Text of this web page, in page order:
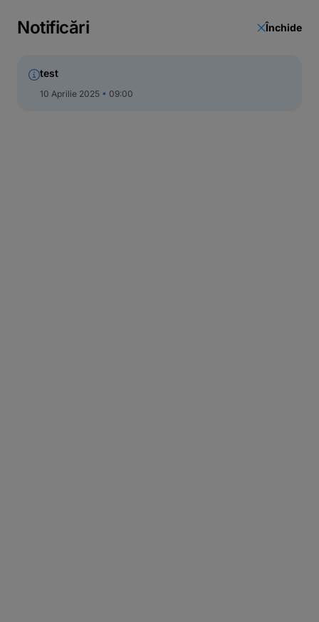
Call Center
Notificări Închide
test
10 Aprilie 2025 09:00